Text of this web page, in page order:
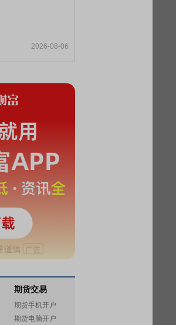
2026-08-06
期货交易
期货手机开户
期货电脑开户